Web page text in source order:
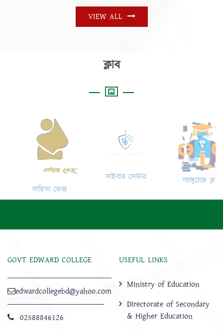
VIEW ALL
ক্লাব
সাহিত্য কেন্দ্র
সাইবার সেন্টার ল্যাঙ্গুয়েজ ক্লাব
GOVT EDWARD COLLEGE
edwardcollegebd@yahoo.com
02588846126
USEFUL LINKS
Ministry of Education
Directorate of Secondary
& Higher Education